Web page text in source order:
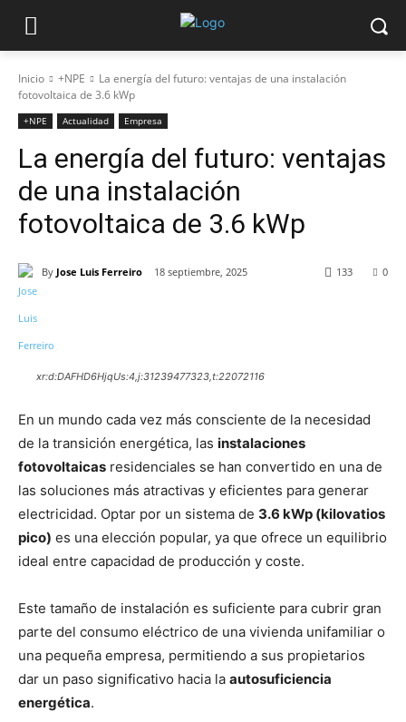
Inicio +NPE
La energía del futuro: ventajas de una instalación
fotovoltaica de 3.6 kWp
+NPE Actualidad Empresa
La energía del futuro: ventajas
de una instalación
fotovoltaica de 3.6 kWp
By Jose Luis Ferreiro 18 septiembre, 2025 0
133
xr:d:DAFHD6HjqUs:4,j:31239477323,t:22072116
En un mundo cada vez más consciente de la necesidad
de la transición energética, las instalaciones
fotovoltaicas residenciales se han convertido en una de
las soluciones más atractivas y eficientes para generar
electricidad. Optar por un sistema de 3.6 kWp (kilovatios
pico) es una elección popular, ya que ofrece un equilibrio
ideal entre capacidad de producción y coste.
Este tamaño de instalación es suficiente para cubrir gran
parte del consumo eléctrico de una vivienda unifamiliar o
una pequeña empresa, permitiendo a sus propietarios
dar un paso significativo hacia la autosuficiencia
energética.